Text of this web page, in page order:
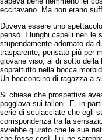
eccitavano. Ma non erano
Doveva essere uno
pensò. I lunghi capelli neri le
stupendamente adornato da
trasparente, pensato più per
giovane viso, al di sotto della
soprattutto nella bocca
Un bocconcino di ragazza a
Si chiese che prospettiva
poggiava sui talloni. E, in
serie di sculacciate che egli
corrispondenza tra la
avrebbe giurato che le sue